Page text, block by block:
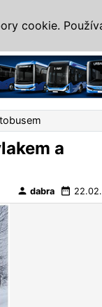
a
person dabra date_range
cookie.